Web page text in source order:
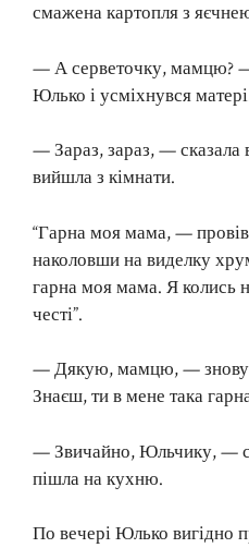
смажена картопля з
— А серветочку, мамцю?
Юлько і усміхнувся
— Зараз, зараз, — сказала
вийшла з кімнати.
“Гарна моя мама, —
наколовши на виделку
гарна моя мама. Я колись
честі”.
— Дякую, мамцю, — знову
Знаєш, ти в мене така
— Звичайно, Юльчику, —
пішла на кухню.
По вечері Юлько вигідно